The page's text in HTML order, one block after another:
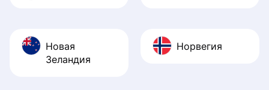
Новая
Зеландия
Норвегия